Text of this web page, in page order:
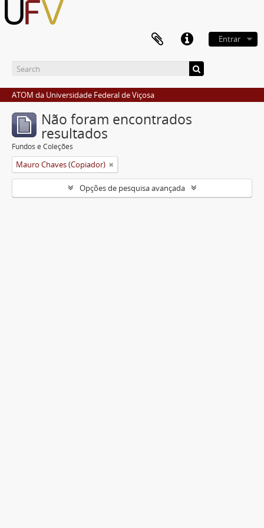
Entrar
ATOM da Universidade Federal de Viçosa
Não foram encontrados
resultados
Fundos e Coleções
Mauro Chaves (Copiador)
Opções de pesquisa avançada